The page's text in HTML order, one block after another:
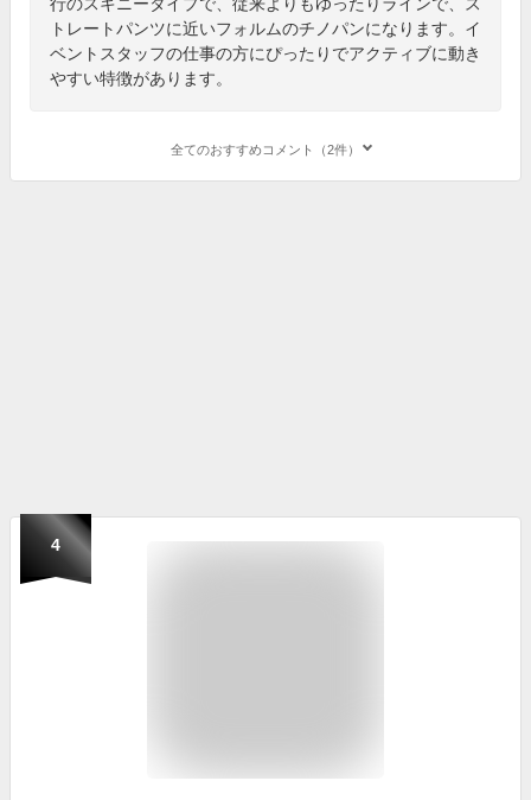
トレートパンツに近いフォルムのチノパンになります。イ
ベントスタッフの仕事の方にぴったりでアクティブに動き
やすい特徴があります。
全てのおすすめコメント（2件）
4